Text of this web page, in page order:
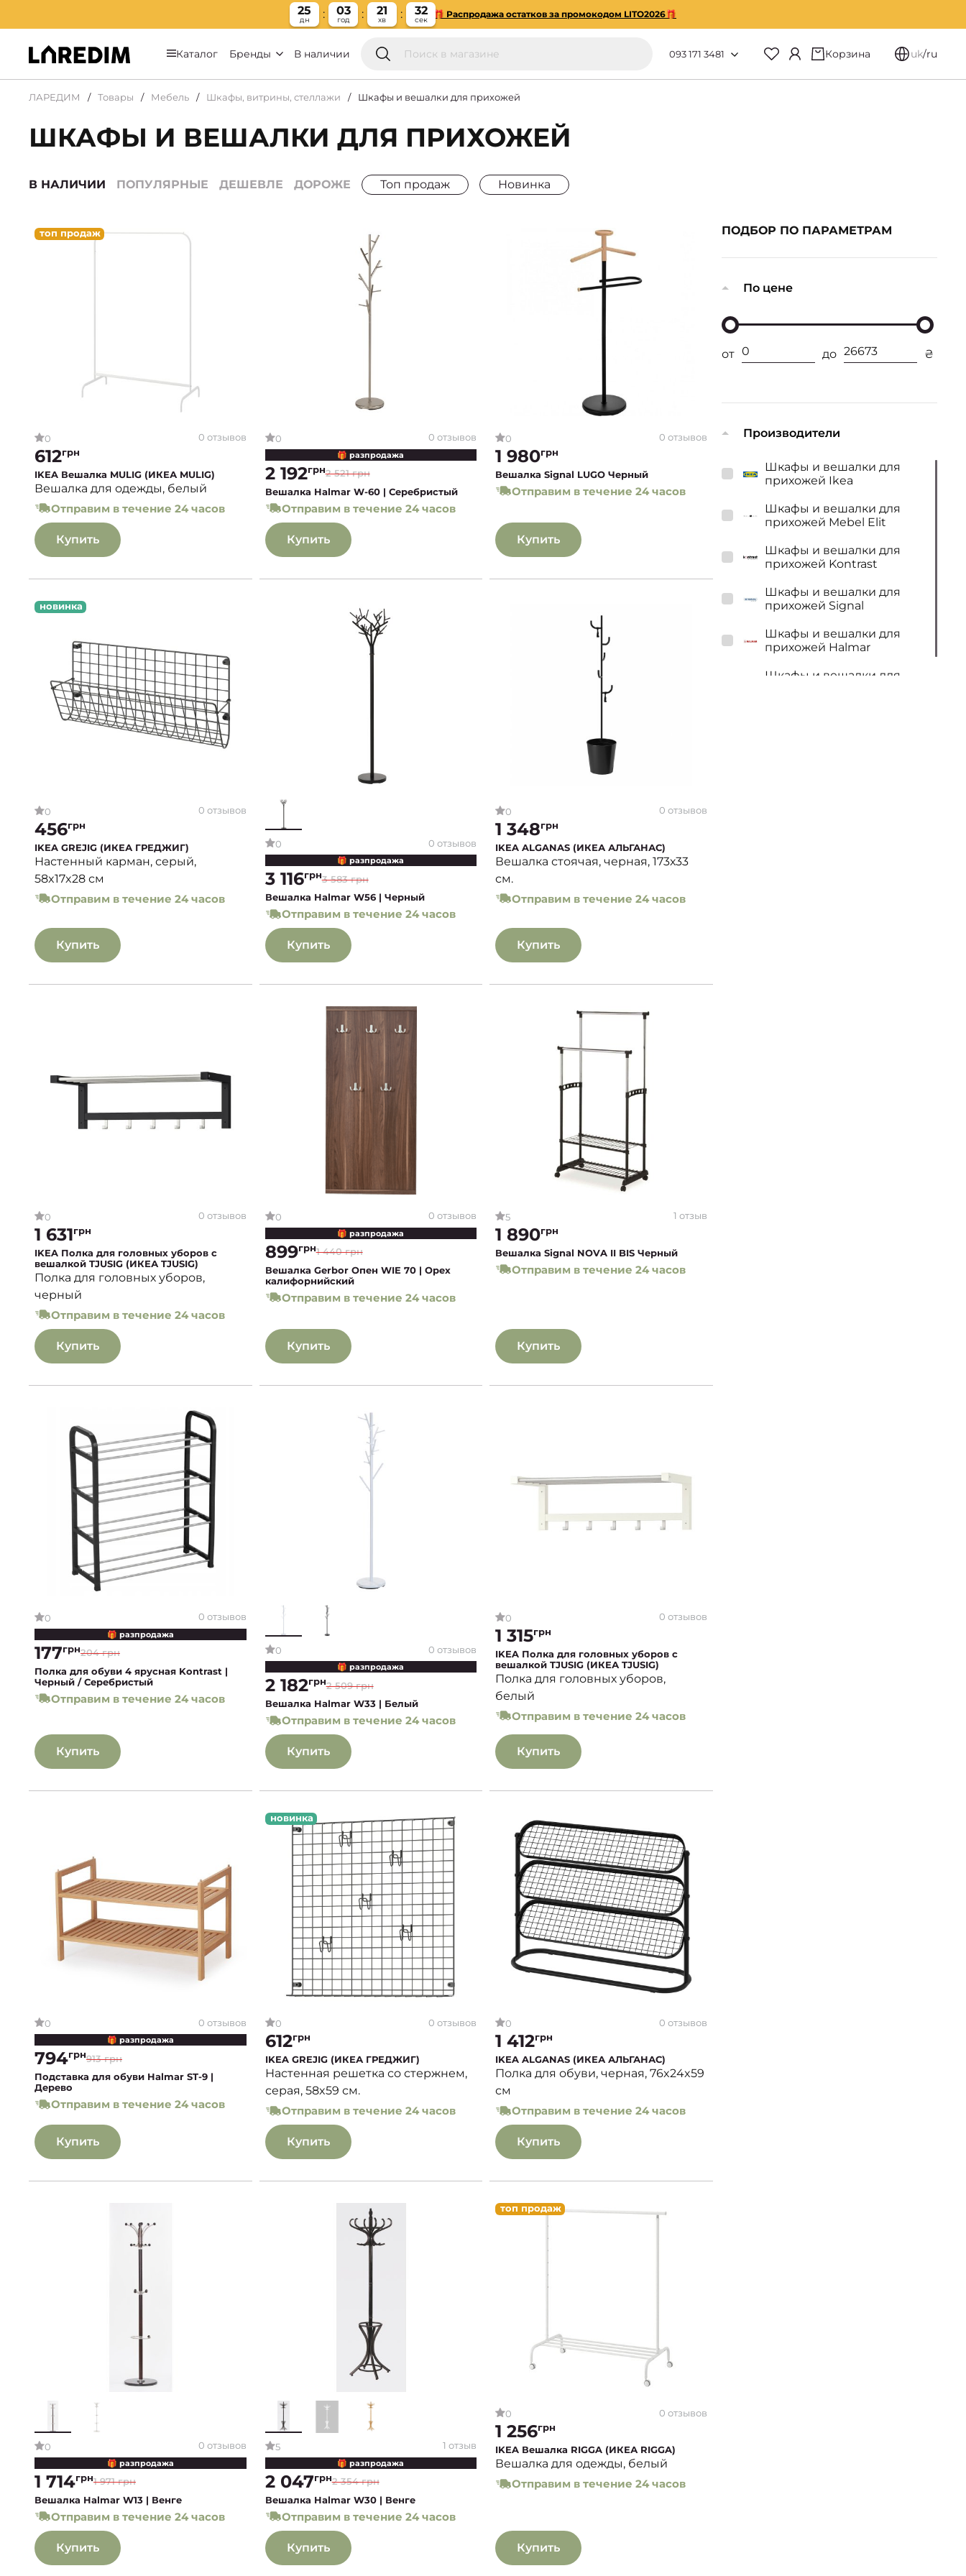
25
дн
03
год
21
хв
31
сек
🎁 Распродажа остатков за промокодом LITO2026🎁
Каталог Бренды В наличии 093 171 3481 Корзина uk/ru
ЛАРЕДИМ Товары Мебель Шкафы, витрины, стеллажи Шкафы и вешалки для прихожей
ШКАФЫ И ВЕШАЛКИ ДЛЯ ПРИХОЖЕЙ
В НАЛИЧИИ ПОПУЛЯРНЫЕ ДЕШЕВЛЕ ДОРОЖЕ Топ продаж Новинка
топ продаж
0 0 отзывов
612грн
IKEA Вешалка MULIG (ИКЕА MULIG)
Вешалка для одежды, белый
Отправим в течение 24 часов
Купить
0 0 отзывов
🎁 разпродажа
2 521 грн
2 192грн
Вешалка Halmar W-60 | Серебристый
Отправим в течение 24 часов
Купить
0 0 отзывов
1 980грн
Вешалка Signal LUGO Черный
Отправим в течение 24 часов
Купить
новинка
0 0 отзывов
456грн
IKEA GREJIG (ИКЕА ГРЕДЖИГ)
Настенный карман, серый,
58x17x28 см
Отправим в течение 24 часов
Купить
0 0 отзывов
🎁 разпродажа
3 583 грн
3 116грн
Вешалка Halmar W56 | Черный
Отправим в течение 24 часов
Купить
0 0 отзывов
1 348грн
IKEA ALGANAS (ИКЕА АЛЬГАНАС)
Вешалка стоячая, черная, 173х33
см.
Отправим в течение 24 часов
Купить
0 0 отзывов
1 631грн
IKEA Полка для головных уборов с
вешалкой TJUSIG (ИКЕА TJUSIG)
Полка для головных уборов,
черный
Отправим в течение 24 часов
Купить
0 0 отзывов
🎁 разпродажа
1 440 грн
899грн
Вешалка Gerbor Опен WIE 70 | Орех
калифорнийский
Отправим в течение 24 часов
Купить
5 1 отзыв
1 890грн
Вешалка Signal NOVA II BIS Черный
Отправим в течение 24 часов
Купить
0 0 отзывов
🎁 разпродажа
204 грн
177грн
Полка для обуви 4 ярусная Kontrast |
Черный / Серебристый
Отправим в течение 24 часов
Купить
0 0 отзывов
🎁 разпродажа
2 509 грн
2 182грн
Вешалка Halmar W33 | Белый
Отправим в течение 24 часов
Купить
0 0 отзывов
1 315грн
IKEA Полка для головных уборов с
вешалкой TJUSIG (ИКЕА TJUSIG)
Полка для головных уборов,
белый
Отправим в течение 24 часов
Купить
0 0 отзывов
🎁 разпродажа
913 грн
794грн
Подставка для обуви Halmar ST-9 |
Дерево
Отправим в течение 24 часов
Купить
новинка
0 0 отзывов
612грн
IKEA GREJIG (ИКЕА ГРЕДЖИГ)
Настенная решетка со стержнем,
серая, 58x59 см.
Отправим в течение 24 часов
Купить
0 0 отзывов
1 412грн
IKEA ALGANAS (ИКЕА АЛЬГАНАС)
Полка для обуви, черная, 76x24x59
см
Отправим в течение 24 часов
Купить
0 0 отзывов
🎁 разпродажа
1 971 грн
1 714грн
Вешалка Halmar W13 | Венге
Отправим в течение 24 часов
Купить
5 1 отзыв
🎁 разпродажа
2 354 грн
2 047грн
Вешалка Halmar W30 | Венге
Отправим в течение 24 часов
Купить
топ продаж
0 0 отзывов
1 256грн
IKEA Вешалка RIGGA (ИКЕА RIGGA)
Вешалка для одежды, белый
Отправим в течение 24 часов
Купить
ПОДБОР ПО ПАРАМЕТРАМ
По цене
от до ₴
Производители
Шкафы и вешалки для
прихожей Ikea
Шкафы и вешалки для
прихожей Mebel Elit
Шкафы и вешалки для
прихожей Kontrast
Шкафы и вешалки для
прихожей Signal
Шкафы и вешалки для
прихожей Halmar
Шкафы и вешалки для